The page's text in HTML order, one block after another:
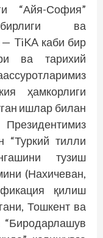
“Айя-София”
ва
TiKA каби бир
ва тарихий
ҳамкорлиги
ишлар билан
“Туркий тилли
тузиш
(Нахичеван,
қилиш
Тошкент ва